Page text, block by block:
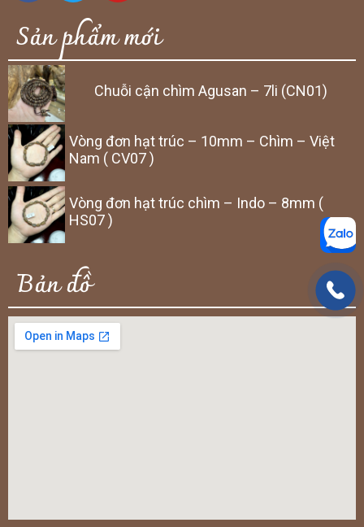
Sản phẩm mới
Chuỗi cận chìm Agusan – 7li (CN01)
Vòng đơn hạt trúc – 10mm – Chìm – Việt
Nam ( CV07 )
Vòng đơn hạt trúc chìm – Indo – 8mm (
HS07 )
Bản đồ